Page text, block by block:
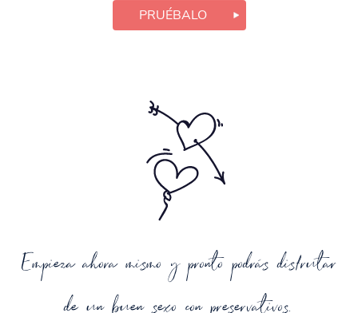
PRUÉBALO
Empieza ahora mismo y pronto podrás disfrutar